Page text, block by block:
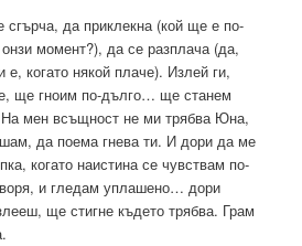
сгърча, да приклекна (кой ще е по-
момент?), да се разплача (да,
е, когато някой плаче). Излей ги,
ще гноим по-дълго… ще станем
мен всъщност не ми трябва Юна,
да поема гнева ти. И дори да ме
когато наистина се чувствам по-
и гледам уплашено… дори
ще стигне където трябва. Грам